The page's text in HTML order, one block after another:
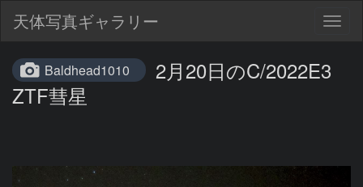
天体写真ギャラリー
Baldhead1010
2月20日のC/2022E3
ZTF彗星